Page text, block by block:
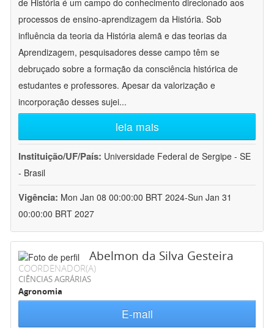
de História é um campo do conhecimento direcionado aos
processos de ensino-aprendizagem da História. Sob
influência da teoria da História alemã e das teorias da
Aprendizagem, pesquisadores desse campo têm se
debruçado sobre a formação da consciência histórica de
estudantes e professores. Apesar da valorização e
incorporação desses sujei...
leia mais
Instituição/UF/País: Universidade Federal de Sergipe - SE
- Brasil
Vigência: Mon Jan 08 00:00:00 BRT 2024-Sun Jan 31
00:00:00 BRT 2027
Abelmon da Silva Gesteira
COORDENADOR(A)
CIÊNCIAS AGRÁRIAS
Agronomia
E-mail